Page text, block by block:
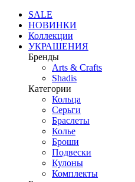
SALE
НОВИНКИ
Коллекции
УКРАШЕНИЯ
Бренды
Аrts & Сrafts
Shadis
Категории
Кольца
Серьги
Браслеты
Колье
Броши
Подвески
Кулоны
Комплекты